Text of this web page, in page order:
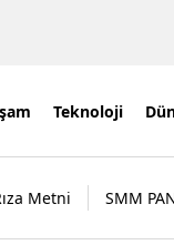
Teknoloji
Metni SMM